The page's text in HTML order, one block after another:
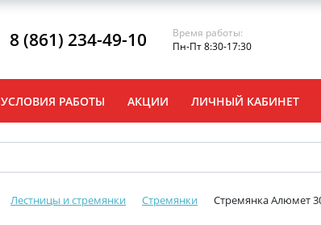
8 (861) 234-49-10
Время работы:
Пн-Пт 8:30-17:30
УСЛОВИЯ РАБОТЫ АКЦИИ ЛИЧНЫЙ КАБИНЕТ
Лестницы и стремянки Стремянки Стремянка Алюмет